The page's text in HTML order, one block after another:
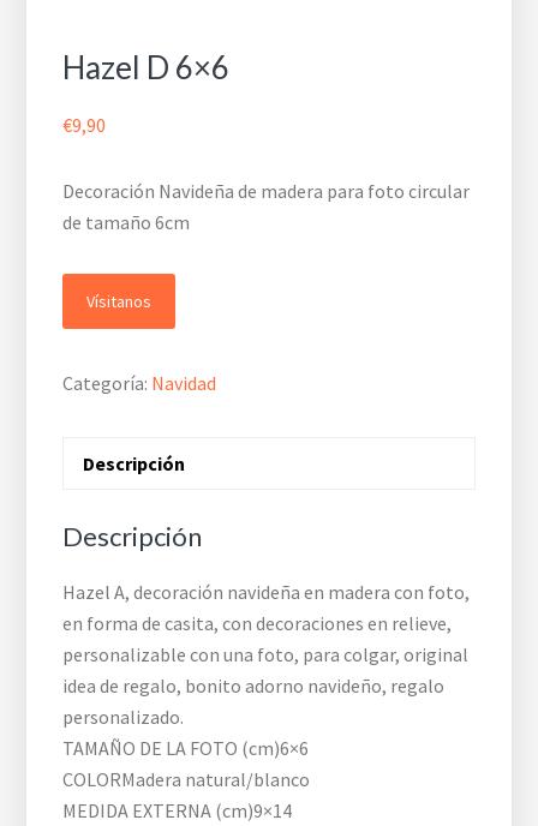
Hazel D 6×6
€9,90
Decoración Navideña de madera para foto circular
de tamaño 6cm
Vísitanos
Categoría: Navidad
Descripción
Descripción
Hazel A, decoración navideña en madera con foto,
en forma de casita, con decoraciones en relieve,
personalizable con una foto, para colgar, original
idea de regalo, bonito adorno navideño, regalo
personalizado.
TAMAÑO DE LA FOTO (cm)6×6
COLORMadera natural/blanco
MEDIDA EXTERNA (cm)9×14